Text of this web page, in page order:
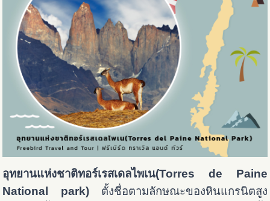
อุทยานแห่งชาติทอร์เรสเดลไพเน(Torres de Paine
National park)ตั้งชื่อตามลักษณะของหินแกรนิตสูง